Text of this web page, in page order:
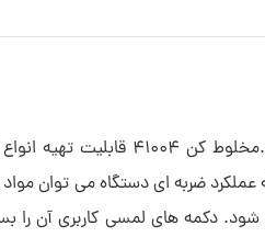
مخلوط کن 41004
ضربه ای دستگاه می توان
شود.